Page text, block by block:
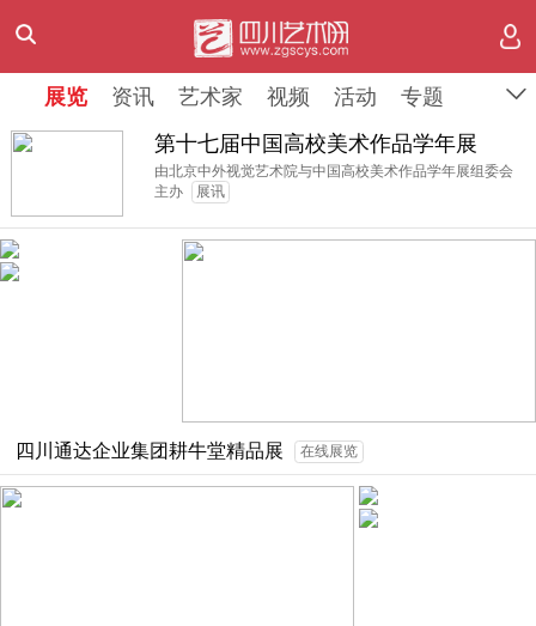
展览 资讯 艺术家 视频 活动
专题
第十七届中国高校美术作品学年展
由北京中外视觉艺术院与中国高校美术作品学年展组委会
主办
展讯
四川通达企业集团耕牛堂精品展 在线展览
展览 资讯 艺术家 视频 活动 专题
展览 资讯 艺术家 视频 活动 专题